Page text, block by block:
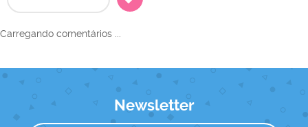
Carregando comentários ...
Newsletter